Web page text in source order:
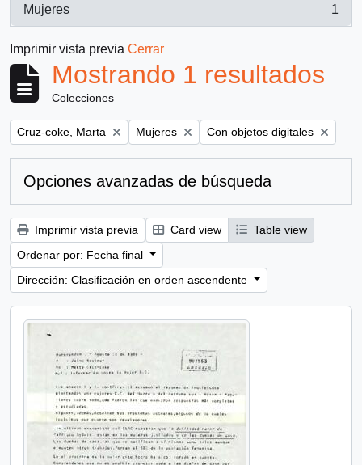
Mujeres
, 1 resultados
1
Imprimir vista previa Cerrar
Mostrando 1 resultados
Colecciones
Remove filter:
Cruz-coke, Marta Remove filter:
Mujeres Remove filter:
Con objetos digitales
Opciones avanzadas de búsqueda
Imprimir vista previa Card view
Table view
Ordenar por: Fecha final
Dirección: Clasificación en orden ascendente